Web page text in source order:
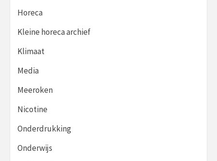
Horeca
Kleine horeca archief
Klimaat
Media
Meeroken
Nicotine
Onderdrukking
Onderwijs